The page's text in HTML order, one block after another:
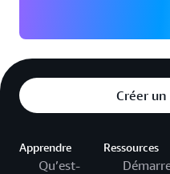
Créer un
Apprendre
Qu’est-
Ressources